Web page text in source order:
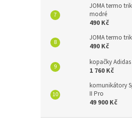
JOMA termo
modré
490 Kč
JOMA termo
490 Kč
kopačky
1 760 Kč
komunikátory
II Pro
49 900 Kč